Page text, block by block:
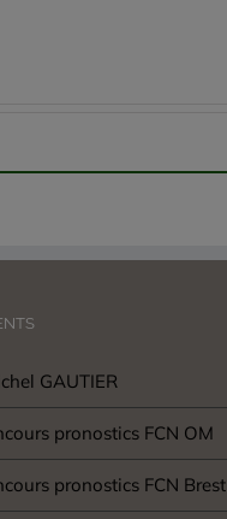
GAUTIER
pronostics FCN OM
pronostics FCN Brest